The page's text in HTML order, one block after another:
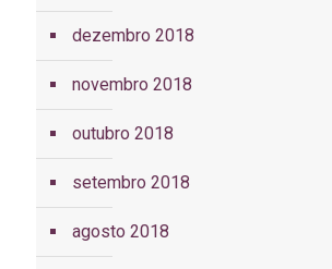
dezembro 2018
novembro 2018
outubro 2018
setembro 2018
agosto 2018